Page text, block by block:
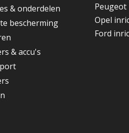
& onderdelen
bescherming
& accu's
Opel
Ford